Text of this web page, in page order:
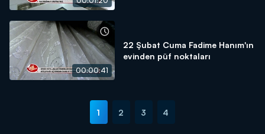
00:00:41
22 Şubat Cuma Fadime Hanım'ın
evinden püf noktaları
1 2 3 4